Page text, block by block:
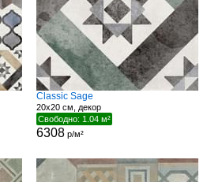
Classic Sage
20x20 см, декор
Свободно: 1.04 м²
6308 р/м²